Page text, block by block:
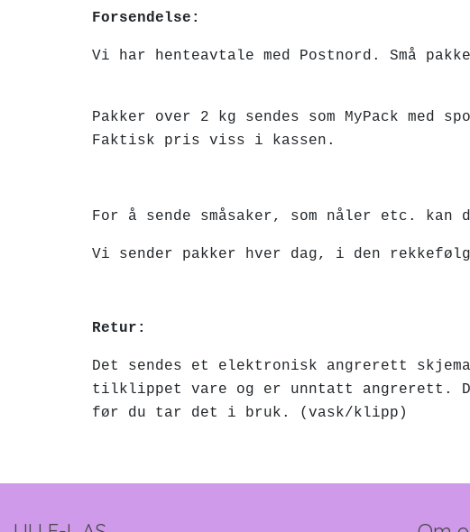
Forsendelse:
Vi har henteavtale med
Pakker over 2 kg sendes som
Faktisk pris viss i kassen.
FRI FRAKT
For å sende småsaker, som nåler etc. kan
Vi sender pakker hver dag, i den
Retur:
Det sendes et elektronisk angrerett
tilklippet vare og er unntatt angrerett.
før du tar det i bruk. (vask/klipp)